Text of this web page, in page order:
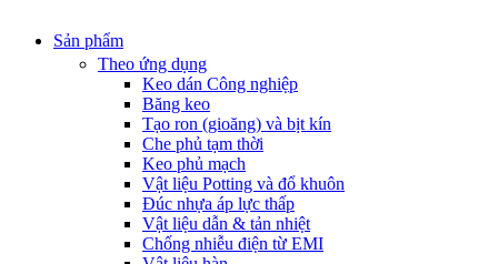
Sản phẩm
Theo ứng dụng
Keo dán Công nghiệp
Băng keo
Tạo ron (gioăng) và bịt kín
Che phủ tạm thời
Keo phủ mạch
Vật liệu Potting và đổ khuôn
Đúc nhựa áp lực thấp
Vật liệu dẫn & tản nhiệt
Chống nhiễu điện từ EMI